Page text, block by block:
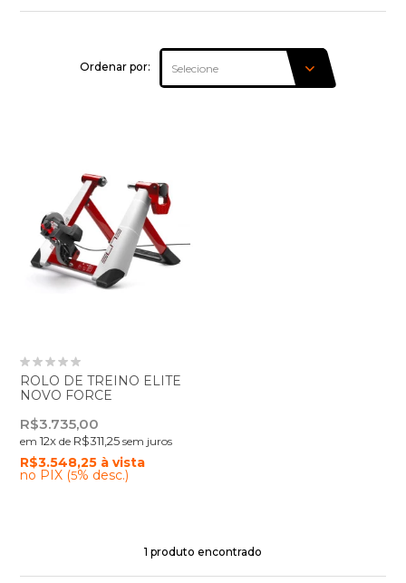
Ordenar por:
ROLO DE TREINO ELITE
NOVO FORCE
R$3.735,00
em12x de R$311,25 sem juros
R$3.548,25 à vista
no PIX (5% desc.)
1 produto encontrado